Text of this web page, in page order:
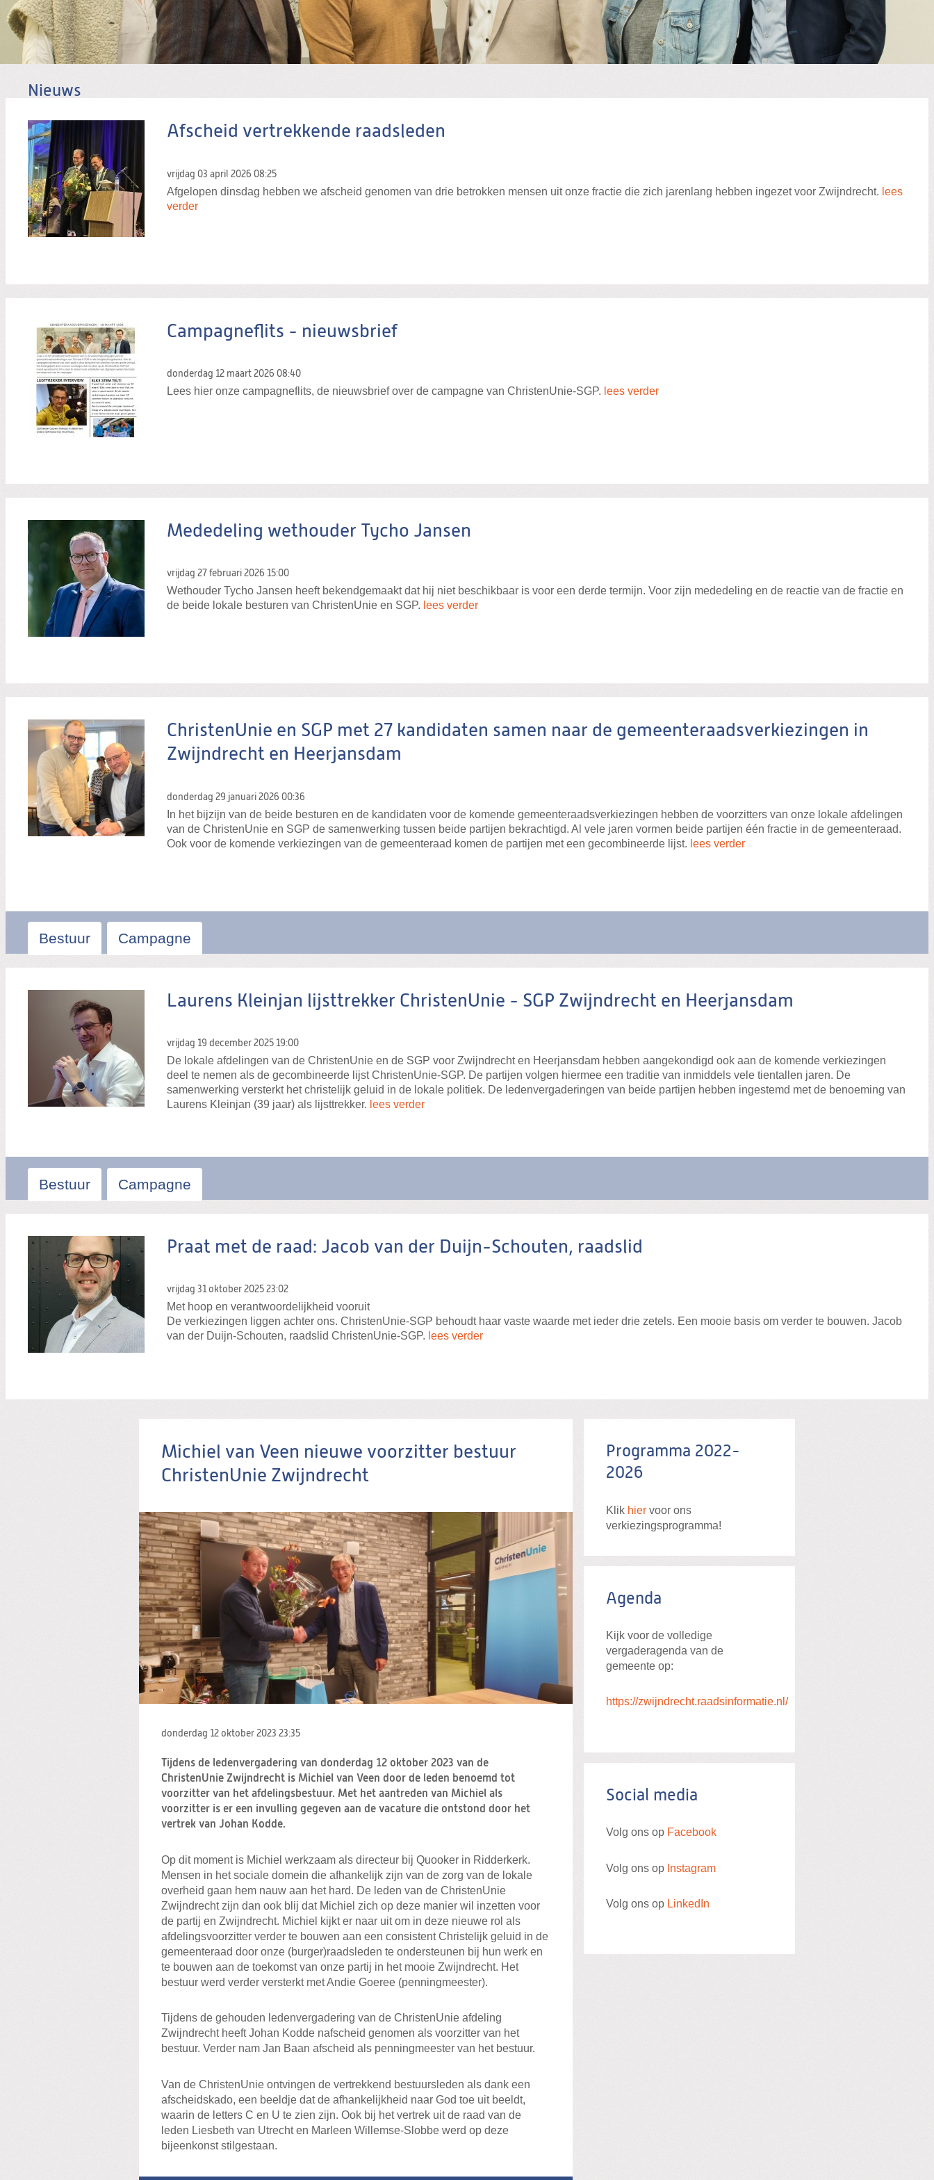
Nieuws
Afscheid vertrekkende raadsleden
vrijdag 03 april 2026 08:25
Afgelopen dinsdag hebben we afscheid genomen van drie betrokken mensen uit onze fractie die zich jarenlang hebben ingezet voor Zwijndrecht. lees
verder
Campagneflits - nieuwsbrief
donderdag 12 maart 2026 08:40
Lees hier onze campagneflits, de nieuwsbrief over de campagne van ChristenUnie-SGP. lees verder
Mededeling wethouder Tycho Jansen
vrijdag 27 februari 2026 15:00
Wethouder Tycho Jansen heeft bekendgemaakt dat hij niet beschikbaar is voor een derde termijn. Voor zijn mededeling en de reactie van de fractie en
de beide lokale besturen van ChristenUnie en SGP. lees verder
ChristenUnie en SGP met 27 kandidaten samen naar de gemeenteraadsverkiezingen in
Zwijndrecht en Heerjansdam
donderdag 29 januari 2026 00:36
In het bijzijn van de beide besturen en de kandidaten voor de komende gemeenteraadsverkiezingen hebben de voorzitters van onze lokale afdelingen
van de ChristenUnie en SGP de samenwerking tussen beide partijen bekrachtigd. Al vele jaren vormen beide partijen één fractie in de gemeenteraad.
Ook voor de komende verkiezingen van de gemeenteraad komen de partijen met een gecombineerde lijst. lees verder
Bestuur Campagne
Laurens Kleinjan lijsttrekker ChristenUnie - SGP Zwijndrecht en Heerjansdam
vrijdag 19 december 2025 19:00
De lokale afdelingen van de ChristenUnie en de SGP voor Zwijndrecht en Heerjansdam hebben aangekondigd ook aan de komende verkiezingen
deel te nemen als de gecombineerde lijst ChristenUnie-SGP. De partijen volgen hiermee een traditie van inmiddels vele tientallen jaren. De
samenwerking versterkt het christelijk geluid in de lokale politiek. De ledenvergaderingen van beide partijen hebben ingestemd met de benoeming van
Laurens Kleinjan (39 jaar) als lijsttrekker. lees verder
Bestuur Campagne
Praat met de raad: Jacob van der Duijn-Schouten, raadslid
vrijdag 31 oktober 2025 23:02
Met hoop en verantwoordelijkheid vooruit
De verkiezingen liggen achter ons. ChristenUnie-SGP behoudt haar vaste waarde met ieder drie zetels. Een mooie basis om verder te bouwen. Jacob
van der Duijn-Schouten, raadslid ChristenUnie-SGP. lees verder
Michiel van Veen nieuwe voorzitter bestuur
ChristenUnie Zwijndrecht
donderdag 12 oktober 2023 23:35
Tijdens de ledenvergadering van donderdag 12 oktober 2023 van de
ChristenUnie Zwijndrecht is Michiel van Veen door de leden benoemd tot
voorzitter van het afdelingsbestuur. Met het aantreden van Michiel als
voorzitter is er een invulling gegeven aan de vacature die ontstond door het
vertrek van Johan Kodde.
Op dit moment is Michiel werkzaam als directeur bij Quooker in Ridderkerk.
Mensen in het sociale domein die afhankelijk zijn van de zorg van de lokale
overheid gaan hem nauw aan het hard. De leden van de ChristenUnie
Zwijndrecht zijn dan ook blij dat Michiel zich op deze manier wil inzetten voor
de partij en Zwijndrecht. Michiel kijkt er naar uit om in deze nieuwe rol als
afdelingsvoorzitter verder te bouwen aan een consistent Christelijk geluid in de
gemeenteraad door onze (burger)raadsleden te ondersteunen bij hun werk en
te bouwen aan de toekomst van onze partij in het mooie Zwijndrecht. Het
bestuur werd verder versterkt met Andie Goeree (penningmeester).
Tijdens de gehouden ledenvergadering van de ChristenUnie afdeling
Zwijndrecht heeft Johan Kodde nafscheid genomen als voorzitter van het
bestuur. Verder nam Jan Baan afscheid als penningmeester van het bestuur.
Van de ChristenUnie ontvingen de vertrekkend bestuursleden als dank een
afscheidskado, een beeldje dat de afhankelijkheid naar God toe uit beeldt,
waarin de letters C en U te zien zijn. Ook bij het vertrek uit de raad van de
leden Liesbeth van Utrecht en Marleen Willemse-Slobbe werd op deze
bijeenkonst stilgestaan.
Programma 2022-
2026
Klik hier voor ons
verkiezingsprogramma!
Agenda
Kijk voor de volledige
vergaderagenda van de
gemeente op:
https://zwijndrecht.raadsinformatie.nl/
Social media
Volg ons op Facebook
Volg ons op Instagram
Volg ons op LinkedIn